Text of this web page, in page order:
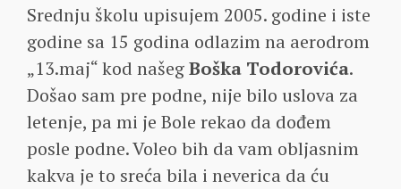
Srednju školu upisujem 2005. godine i iste
godine sa 15 godina odlazim na aerodrom
„13.maj“ kod našegBoška Todorovića.
Došao sam pre podne, nije bilo uslova za
letenje, pa mi je Bole rekao da dođem
posle podne. Voleo bih da vam obljasnim
kakva je to sreća bila i neverica da ću